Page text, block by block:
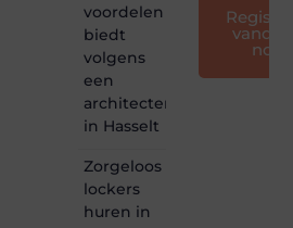
voordelen
biedt
volgens
een
architectenbureau
in Hasselt
Zorgeloos
lockers
huren in
nog